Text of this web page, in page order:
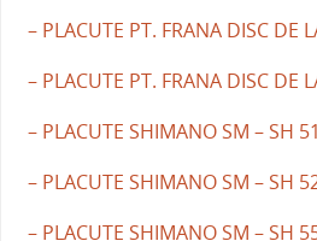
– PLACUTE PT. FRANA DISC DE
– PLACUTE PT. FRANA DISC DE
– PLACUTE SHIMANO SM – SH 51
– PLACUTE SHIMANO SM – SH
– PLACUTE SHIMANO SM – SH